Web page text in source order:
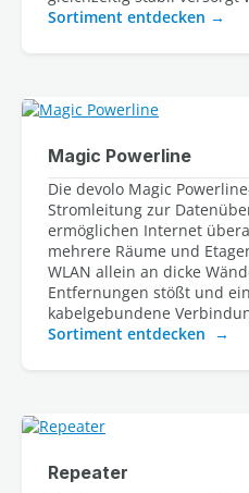
Sortiment entdecken
Magic Powerline
Die devolo Magic
Stromleitung zur
ermöglichen Internet
mehrere Räume und
WLAN allein an dicke
Entfernungen stößt und
kabelgebundene
Sortiment entdecken
Repeater